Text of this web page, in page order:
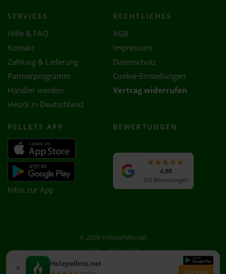
× Holzpellets.net
Zur App
SERVICES
Hilfe & FAQ
Kontakt
Zahlung & Lieferung
Partnerprogramm
Händler werden
Heizöl in Deutschland
RECHTLICHES
AGB
Impressum
Datenschutz
Cookie-Einstellungen
Vertrag widerrufen
PELLETS APP
Infos zur App
BEWERTUNGEN
4,90
315 Bewertungen
© 2026 Holzpellets.net
Facebook